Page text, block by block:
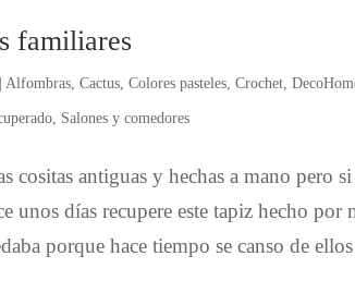
familiares
Alfombras ,Cactus ,Colores pasteles ,Crochet ,
Salones y comedores
cositas antiguas y hechas a mano pero
unos días recupere este tapiz hecho por
porque hace tiempo se canso de